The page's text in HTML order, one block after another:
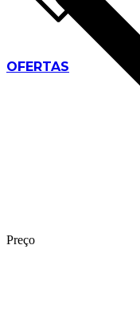
OFERTAS
Preço